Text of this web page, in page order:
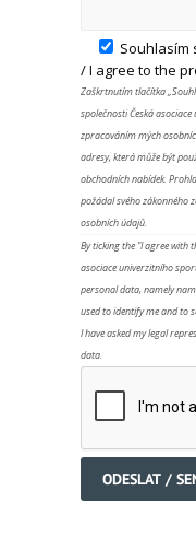
Souhlasím
/ I agree to the
Zaškrtnutím tlačítka
společnosti Česká
zpracováním mých
adresy, která může být
obchodních nabídek.
požádal svého zákonného
osobních údajů.
By ticking the "I agree with
asociace univerzitního
personal data, namely
used to identify me and to
I have asked my legal
data.